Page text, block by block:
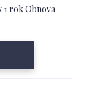
1 rok Obnova